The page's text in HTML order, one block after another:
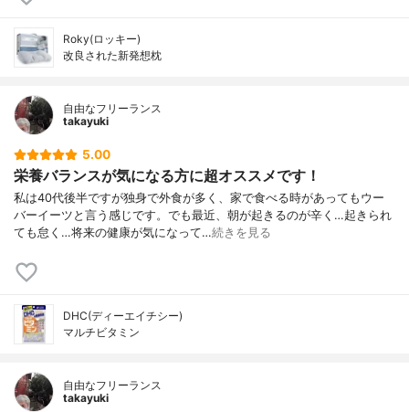
Roky(ロッキー)
改良された新発想枕
自由なフリーランス
takayuki
5.00
栄養バランスが気になる方に超オススメです！
私は40代後半ですが独身で外食が多く、家で食べる時があってもウー
バーイーツと言う感じです。でも最近、朝が起きるのが辛く…起きられ
ても怠く…将来の健康が気になって…続きを見る
DHC(ディーエイチシー)
マルチビタミン
自由なフリーランス
takayuki